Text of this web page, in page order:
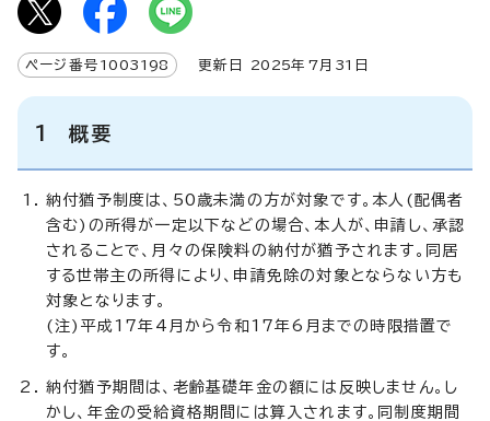
ページ番号 1003198 更新日 2025年7月 31 日
1 概要
納付猶予制度は、50歳未満の方が対象です。本人(配偶者
含む)の所得が一定以下などの場合、本人が、申請し、承認
されることで、月々の保険料の納付が猶予されます。同居
する世帯主の所得により、申請免除の対象とならない方も
対象となります。
(注)平成17年4月から令和17年6月までの時限措置で
す。
納付猶予期間は、老齢基礎年金の額には反映しません。し
かし、年金の受給資格期間には算入されます。同制度期間